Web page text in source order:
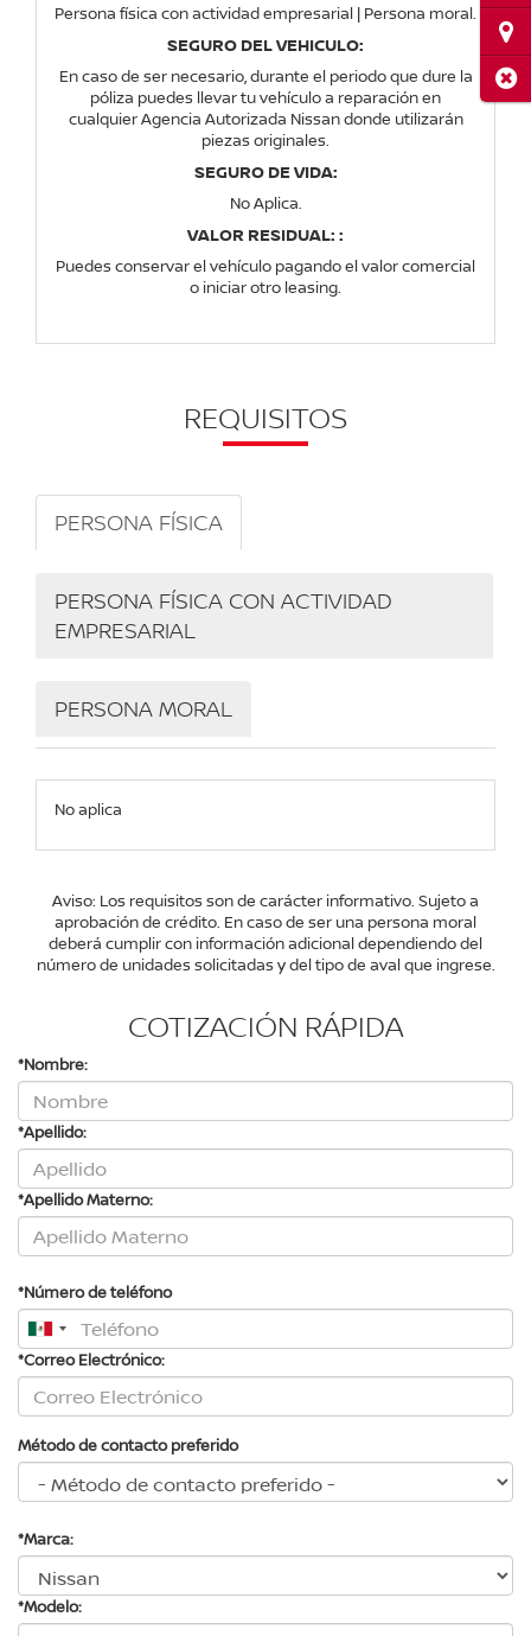
Persona física con actividad empresarial | Persona moral.
SEGURO DEL VEHICULO:
En caso de ser necesario, durante el periodo que dure la
póliza puedes llevar tu vehículo a reparación en
cualquier Agencia Autorizada Nissan donde utilizarán
piezas originales.
SEGURO DE VIDA:
No Aplica.
VALOR RESIDUAL: :
Puedes conservar el vehículo pagando el valor comercial
o iniciar otro leasing.
REQUISITOS
PERSONA FÍSICA
PERSONA FÍSICA CON ACTIVIDAD
EMPRESARIAL
PERSONA MORAL
No aplica
Aviso: Los requisitos son de carácter informativo. Sujeto a
aprobación de crédito. En caso de ser una persona moral
deberá cumplir con información adicional dependiendo del
número de unidades solicitadas y del tipo de aval que ingrese.
COTIZACIÓN RÁPIDA
*Nombre:
*Apellido:
*Apellido Materno:
*Número de teléfono
*Correo Electrónico:
Método de contacto preferido
*Marca:
*Modelo: